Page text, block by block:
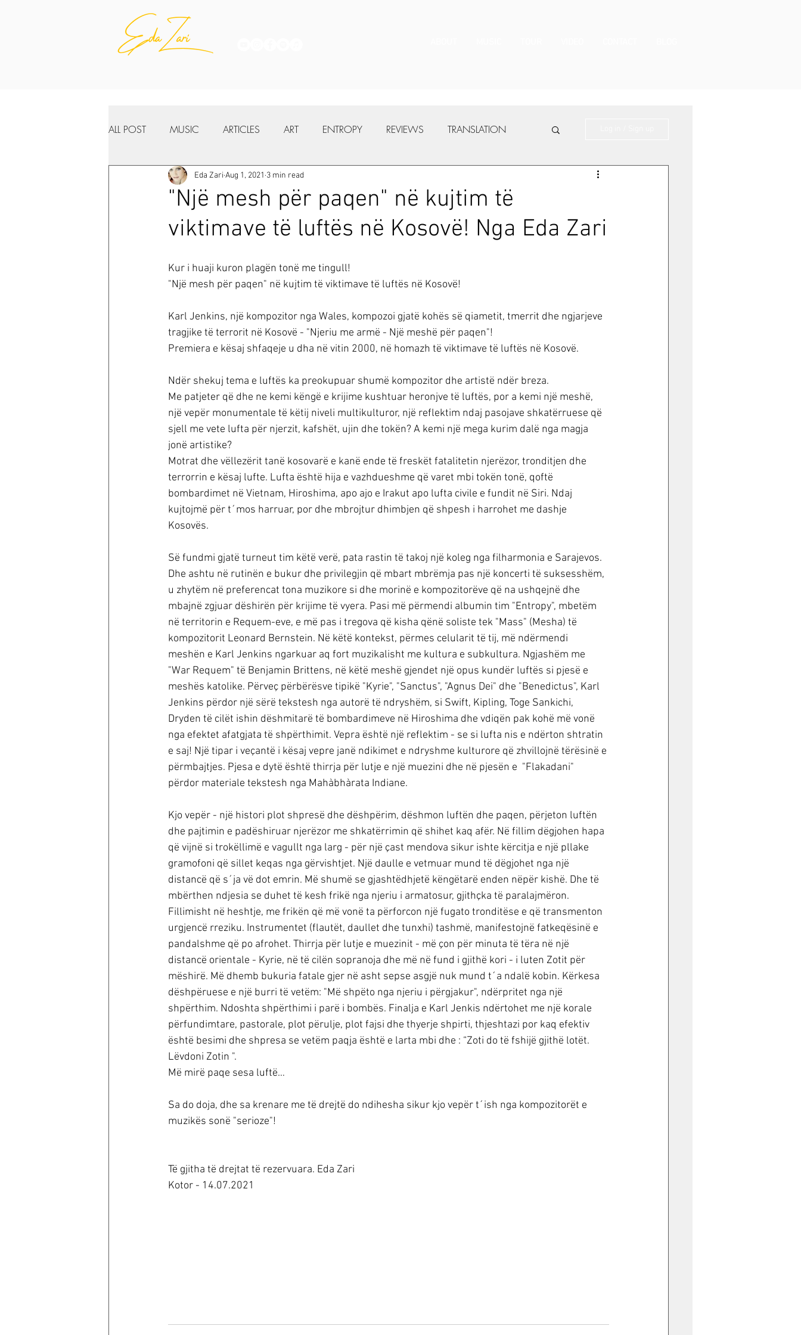
ALL POST MUSIC ARTICLES ART ENTROPY REVIEWS TRANSLATION
"Një mesh për paqen" në kujtim të
viktimave të luftës në Kosovë! Nga Eda Zari
Eda Zari Aug 1, 2021 3 min read
Kur i huaji kuron plagën tonë me tingull!
"Një mesh për paqen" në kujtim të viktimave të luftës në Kosovë!
Karl Jenkins, një kompozitor nga Wales, kompozoi gjatë kohës së qiametit, tmerrit dhe ngjarjeve
tragjike të terrorit në Kosovë - "Njeriu me armë - Një meshë për paqen"!
Premiera e kësaj shfaqeje u dha në vitin 2000, në homazh të viktimave të luftës në Kosovë.
Ndër shekuj tema e luftës ka preokupuar shumë kompozitor dhe artistë ndër breza.
Me patjeter që dhe ne kemi këngë e krijime kushtuar heronjve të luftës, por a kemi një meshë,
një vepër monumentale të këtij niveli multikulturor, një reflektim ndaj pasojave shkatërruese që
sjell me vete lufta për njerzit, kafshët, ujin dhe tokën? A kemi një mega kurim dalë nga magja
jonë artistike?
Motrat dhe vëllezërit tanë kosovarë e kanë ende të freskët fatalitetin njerëzor, tronditjen dhe
terrorrin e kësaj lufte. Lufta është hija e vazhdueshme që varet mbi tokën tonë, qoftë
bombardimet në Vietnam, Hiroshima, apo ajo e Irakut apo lufta civile e fundit në Siri. Ndaj
kujtojmë për t´mos harruar, por dhe mbrojtur dhimbjen që shpesh i harrohet me dashje
Kosovës.
Së fundmi gjatë turneut tim këtë verë, pata rastin të takoj një koleg nga filharmonia e Sarajevos.
Dhe ashtu në rutinën e bukur dhe privilegjin që mbart mbrëmja pas një koncerti të suksesshëm,
u zhytëm në preferencat tona muzikore si dhe morinë e kompozitorëve që na ushqejnë dhe
mbajnë zgjuar dëshirën për krijime të vyera. Pasi më përmendi albumin tim "Entropy", mbetëm
në territorin e Requem-eve, e më pas i tregova që kisha qënë soliste tek "Mass" (Mesha) të
kompozitorit Leonard Bernstein. Në këtë kontekst, përmes celularit të tij, më ndërmendi
meshën e Karl Jenkins ngarkuar aq fort muzikalisht me kultura e subkultura. Ngjashëm me
"War Requem" të Benjamin Brittens, në këtë meshë gjendet një opus kundër luftës si pjesë e
meshës katolike. Përveç përbërësve tipikë "Kyrie", "Sanctus", "Agnus Dei" dhe "Benedictus", Karl
Jenkins përdor një sërë tekstesh nga autorë të ndryshëm, si Swift, Kipling, Toge Sankichi,
Dryden të cilët ishin dëshmitarë të bombardimeve në Hiroshima dhe vdiqën pak kohë më vonë
nga efektet afatgjata të shpërthimit. Vepra është një reflektim - se si lufta nis e ndërton shtratin
e saj! Një tipar i veçantë i kësaj vepre janë ndikimet e ndryshme kulturore që zhvillojnë tërësinë e
përmbajtjes. Pjesa e dytë është thirrja për lutje e një muezini dhe në pjesën e  "Flakadani"
përdor materiale tekstesh nga Mahàbhàrata Indiane.
Kjo vepër - një histori plot shpresë dhe dëshpërim, dëshmon luftën dhe paqen, përjeton luftën
dhe pajtimin e padëshiruar njerëzor me shkatërrimin që shihet kaq afër. Në fillim dëgjohen hapa
që vijnë si trokëllimë e vagullt nga larg - për një çast mendova sikur ishte kërcitja e një pllake
gramofoni që sillet keqas nga gërvishtjet. Një daulle e vetmuar mund të dëgjohet nga një
distancë që s´ja vë dot emrin. Më shumë se gjashtëdhjetë këngëtarë enden nëpër kishë. Dhe të
mbërthen ndjesia se duhet të kesh frikë nga njeriu i armatosur, gjithçka të paralajmëron.
Fillimisht në heshtje, me frikën që më vonë ta përforcon një fugato tronditëse e që transmenton
urgjencë rreziku. Instrumentet (flautët, daullet dhe tunxhi) tashmë, manifestojnë fatkeqësinë e
pandalshme që po afrohet. Thirrja për lutje e muezinit - më çon për minuta të tëra në një
distancë orientale - Kyrie, në të cilën sopranoja dhe më në fund i gjithë kori - i luten Zotit për
mëshirë. Më dhemb bukuria fatale gjer në asht sepse asgjë nuk mund t´a ndalë kobin. Kërkesa
dëshpëruese e një burri të vetëm: "Më shpëto nga njeriu i përgjakur", ndërpritet nga një
shpërthim. Ndoshta shpërthimi i parë i bombës. Finalja e Karl Jenkis ndërtohet me një korale
përfundimtare, pastorale, plot përulje, plot fajsi dhe thyerje shpirti, thjeshtazi por kaq efektiv
është besimi dhe shpresa se vetëm paqja është e larta mbi dhe : “Zoti do të fshijë gjithë lotët.
Lëvdoni Zotin ".
Më mirë paqe sesa luftë…
Sa do doja, dhe sa krenare me të drejtë do ndihesha sikur kjo vepër t´ish nga kompozitorët e
muzikës sonë "serioze"!
Të gjitha të drejtat të rezervuara. Eda Zari
Kotor - 14.07.2021